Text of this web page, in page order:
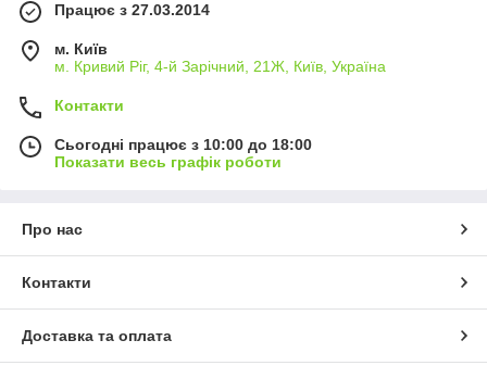
Працює з 27.03.2014
м. Київ
м. Кривий Ріг, 4-й Зарічний, 21Ж, Київ, Україна
Контакти
Сьогодні працює з 10:00 до 18:00
Показати весь графік роботи
Про нас
Контакти
Доставка та оплата